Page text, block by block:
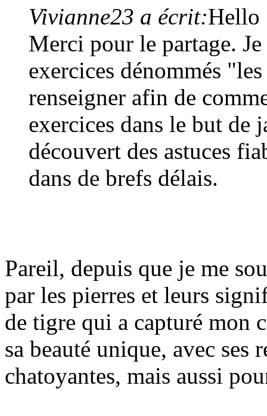
Vivianne23 a écrit:Hello
Merci pour le partage.
exercices dénommés
renseigner afin de
exercices dans le but de
découvert des astuces
dans de brefs délais.
Pareil, depuis que je me
par les pierres et leurs
de tigre qui a capturé mon
sa beauté unique, avec ses
chatoyantes, mais aussi